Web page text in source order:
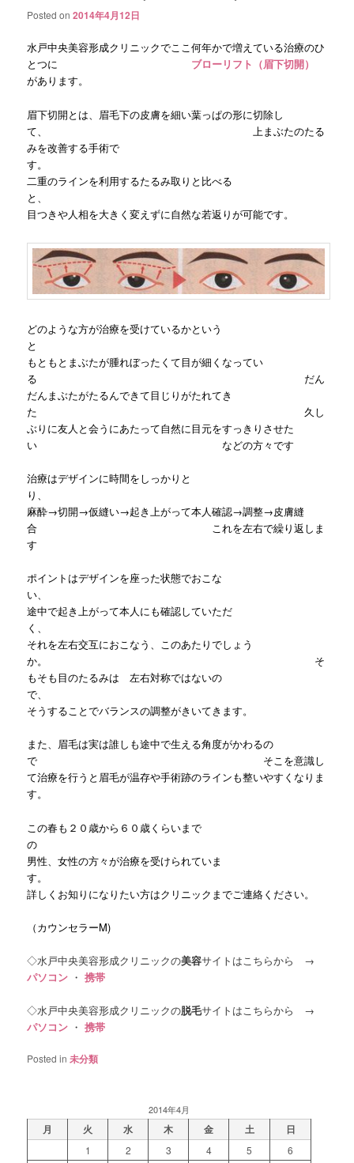
Posted on2014年4月12日
水戸中央美容形成クリニックでここ何年かで増えている治療のひ
とつに ブローリフト（眉下切開）
があります。
眉下切開とは、眉毛下の皮膚を細い葉っぱの形に切除し
て、 上まぶたのたる
みを改善する手術で
す
二重のラインを利用するたるみ取りと比べる
と、
目つきや人相を大きく変えずに自然な若返りが可能です。
どのような方が治療を受けているかという
もともとまぶたが腫れぼったくて目が細くなってい
る だん
だんまぶたがたるんできて目じりがたれてき
た 久し
ぶりに友人と会うにあたって自然に目元をすっきりさせた
い などの方々です
治療はデザインに時間をしっかりと
り
麻酔→切開→仮縫い→起き上がって本人確認→調整→皮膚縫
合 これを左右で繰り返しま
す
ポイントはデザインを座った状態でおこな
い
途中で起き上がって本人にも確認していただ
く、
それを左右交互におこなう、このあたりでしょう
か。 そ
もそも目のたるみは 左右対称ではないの
で、
そうすることでバランスの調整がきいてきます。
また、眉毛は実は誰しも途中で生える角度がかわるの
で そこを意識し
て治療を行うと眉毛が温存や手術跡のラインも整いやすくなりま
す。
この春も２０歳から６０歳くらいまで
男性、女性の方々が治療を受けられていま
す。
詳しくお知りになりたい方はクリニックまでご連絡ください。
（カウンセラーM)
◇水戸中央美容形成クリニックの美容サイトはこちらから →
パソコン ・携帯
◇水戸中央美容形成クリニックの脱毛サイトはこちらから →
パソコン ・携帯
Posted in 未分類
2014年4月
月 火 水 木 金 土 日
1 2 3 4 5
6